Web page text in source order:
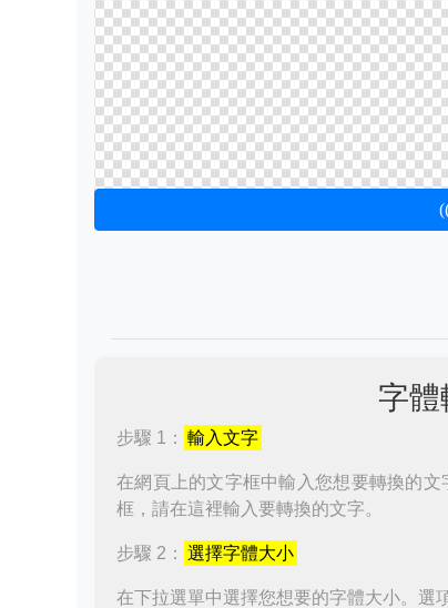
字
步驟 1： 輸入文字
在網頁上的文字框中輸入您想要轉換的
框，請在這裡輸入要轉換的文字。
步驟 2： 選擇字體大小
在下拉選單中選擇您想要的字體大小。選